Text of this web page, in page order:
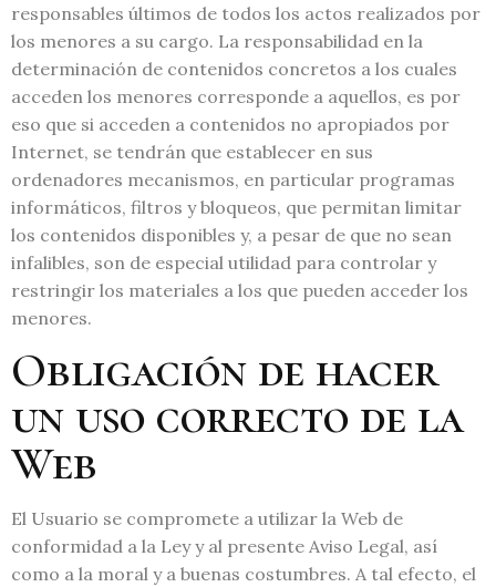
responsables últimos de todos los actos realizados por
los menores a su cargo. La responsabilidad en la
determinación de contenidos concretos a los cuales
acceden los menores corresponde a aquellos, es por
eso que si acceden a contenidos no apropiados por
Internet, se tendrán que establecer en sus
ordenadores mecanismos, en particular programas
informáticos, filtros y bloqueos, que permitan limitar
los contenidos disponibles y, a pesar de que no sean
infalibles, son de especial utilidad para controlar y
restringir los materiales a los que pueden acceder los
menores.
Obligación de hacer
un uso correcto de la
Web
El Usuario se compromete a utilizar la Web de
conformidad a la Ley y al presente Aviso Legal, así
como a la moral y a buenas costumbres. A tal efecto, el